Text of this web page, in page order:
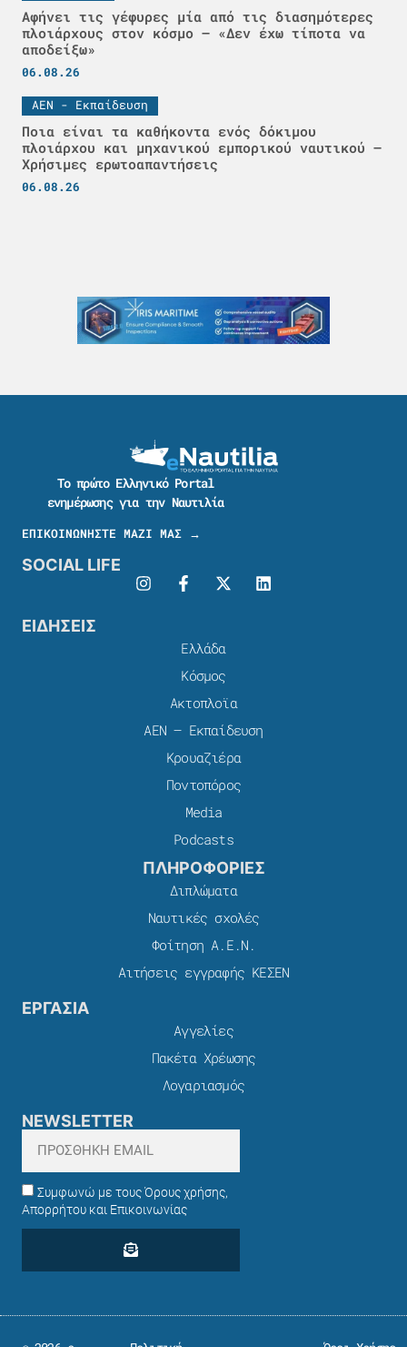
Αφήνει τις γέφυρες μία από τις διασημότερες
πλοιάρχους στον κόσμο – «Δεν έχω τίποτα να
αποδείξω»
06.08.26
ΑΕΝ - Εκπαίδευση
Ποια είναι τα καθήκοντα ενός δόκιμου
πλοιάρχου και μηχανικού εμπορικού ναυτικού –
Χρήσιμες ερωτοαπαντήσεις
06.08.26
Το πρώτο Ελληνικό Portal
ενημέρωσης για την Ναυτιλία
ΕΠΙΚΟΙΝΩΝΗΣΤΕ ΜΑΖΙ ΜΑΣ →
SOCIAL LIFE
ΕΙΔΗΣΕΙΣ
Ελλάδα
Κόσμος
Ακτοπλοϊα
ΑΕΝ – Εκπαίδευση
Κρουαζιέρα
Ποντοπόρος
Media
Podcasts
ΠΛΗΡΟΦΟΡΙΕΣ
Διπλώματα
Ναυτικές σχολές
Φοίτηση Α.Ε.Ν.
Αιτήσεις εγγραφής ΚΕΣΕΝ
ΕΡΓΑΣΙΑ
Αγγελίες
Πακέτα Χρέωσης​
Λογαριασμός
NEWSLETTER
Συμφωνώ με τους Όρους χρήσης,
Απορρήτου και Επικοινωνίας